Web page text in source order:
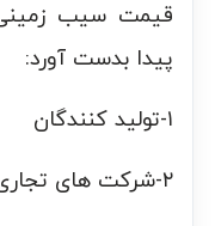
قیمت سیب زمینی
پیدا بدست آورد:
۱-تولید کنندگان
۲-شرکت های تجاری